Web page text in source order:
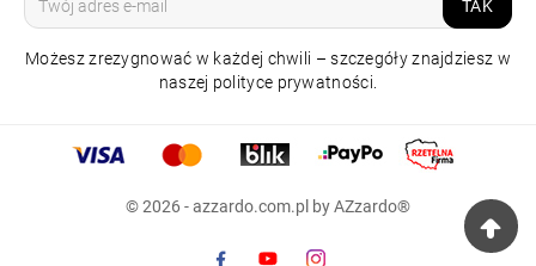
LAMPA NATYNKOWA
TAK
Możesz zrezygnować w każdej chwili – szczegóły znajdziesz w
naszej polityce prywatności.
© 2026 - azzardo.com.pl by AZzardo®